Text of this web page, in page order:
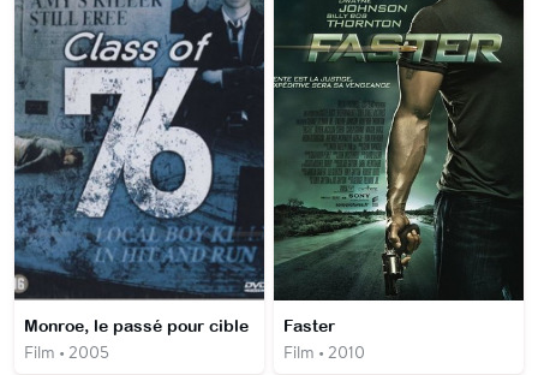
Monroe, le passé pour cible
Film • 2005
Faster
Film • 2010